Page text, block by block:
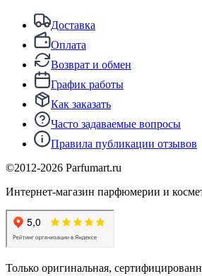
Доставка
Оплата
Возврат и обмен
График работы
Как заказать
Часто задаваемые вопросы
Правила публикации отзывов
©2012-2026 Parfumart.ru
Интернет-магазин парфюмерии и
Только оригинальная,